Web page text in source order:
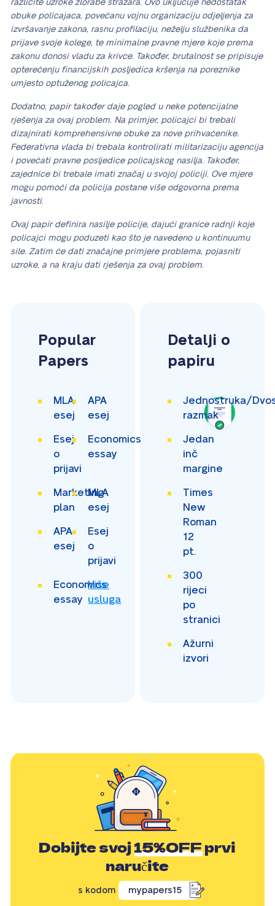
različite uzroke zlorabe stražara. Ovo uključuje nedostatak
obuke policajaca, povećanu vojnu organizaciju odjeljenja za
izvršavanje zakona, rasnu profilaciju, neželju službenika da
prijave svoje kolege, te minimalne pravne mjere koje prema
zakonu donosi vladu za krivce. Također, brutalnost se pripisuje
opterećenju financijskih posljedica kršenja na poreznike
umjesto optuženog policajca.
Dodatno, papir također daje pogled u neke potencijalne
rješenja za ovaj problem. Na primjer, policajci bi trebali
dizajnirati komprehensivne obuke za nove prihvaćenike.
Federativna vlada bi trebala kontrolirati militarizaciju agencija
i povećati pravne posljedice policajskog nasilja. Također,
zajednice bi trebale imati značaj u svojoj policiji. Ove mjere
mogu pomoći da policija postane više odgovorna prema
javnosti.
Ovaj papir definira nasilje policije, dajući granice radnji koje
policajci mogu poduzeti kao što je navedeno u kontinuumu
sile. Zatim će dati značajne primjere problema, pojasniti
uzroke, a na kraju dati rješenja za ovaj problem.
Popular
Papers
MLA
esej
APA
esej
Esej
o
prijavi
Economics
essay
Marketing
plan
MLA
esej
APA
esej
Esej
o
prijavi
Economics
essay
Više
usluga
Detalji o
papiru
Jednostruka/
razmak
Jedan
inč
margine
Times
New
Roman
12
pt.
300
rijeci
po
stranici
Ažurni
izvori
Dobijte svoj15%OFFprvi
naručite
s kodom mypapers15